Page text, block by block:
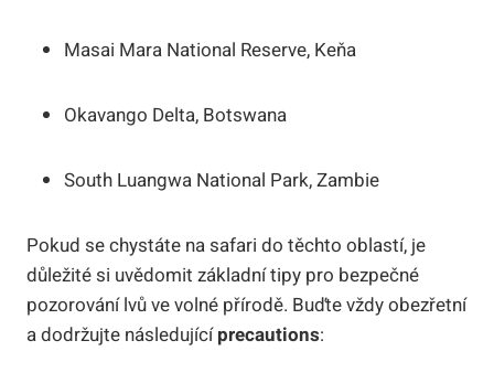
Masai Mara National Reserve, Keňa
Okavango Delta, Botswana
South Luangwa National Park, Zambie
Pokud se chystáte na safari do těchto oblastí, je
důležité si uvědomit základní tipy pro bezpečné
pozorování lvů ve volné přírodě. Buďte vždy obezřetní
a dodržujte následujícíprecautions: